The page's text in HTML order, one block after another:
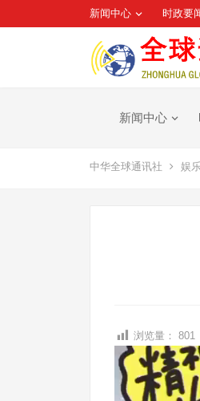
新闻中心 时政要
新闻中心
中华全球通讯社 娱
浏览量： 801